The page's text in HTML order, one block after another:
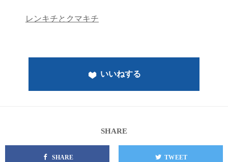
レンキチとクマキチ
いいねする
SHARE
SHARE TWEET